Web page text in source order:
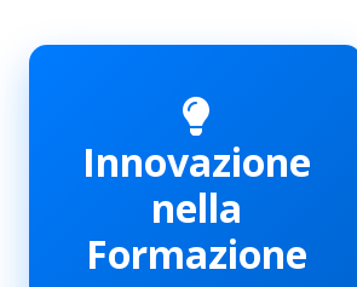
Innovazione
nella
Formazione